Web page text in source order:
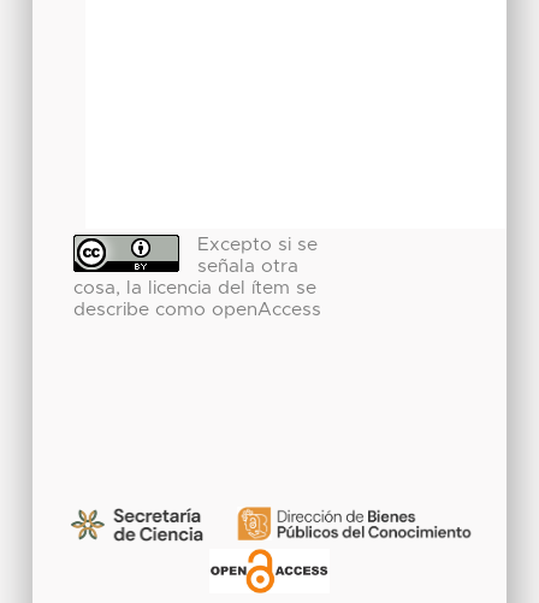
Excepto si se
señala otra
cosa, la licencia del ítem se
describe como openAccess